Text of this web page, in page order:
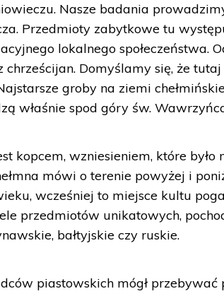
Nasze badania
Przedmioty zabytkowe tu
lokalnego społeczeństwa.
chrześcijan. Domyślamy się, że
groby na ziemi
właśnie spod góry św.
kopcem, wzniesieniem, które było
mówi o terenie powyżej i
wcześniej to miejsce kultu
przedmiotów unikatowych,
bałtyjskie czy ruskie.
piastowskich mógł